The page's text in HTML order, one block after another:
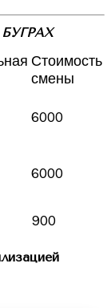
Стоимость
смены
6000
6000
900